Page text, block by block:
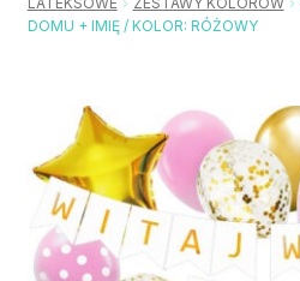
Urodziny / Imprezy
Stroje / Dodatki
Akcesoria Party
Moje konto
DOMU + IMIĘ / KOLOR: RÓŻOWY